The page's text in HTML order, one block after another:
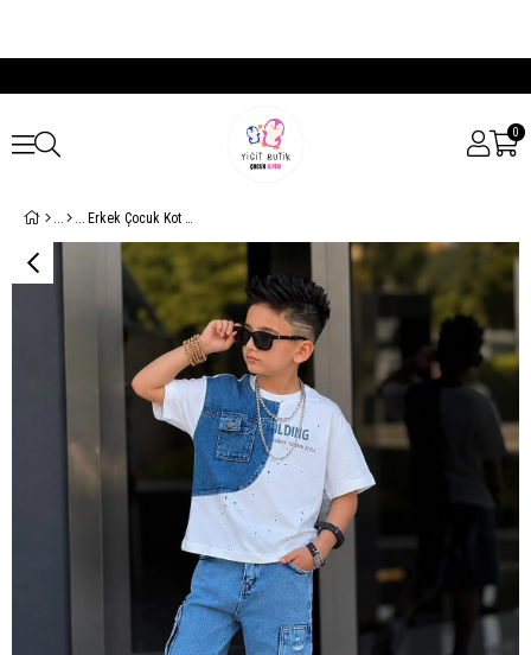
0
Erkek Çocuk Kot Şortlu Yazlık Takım – Oversize Tişörtlü Cool Kombin